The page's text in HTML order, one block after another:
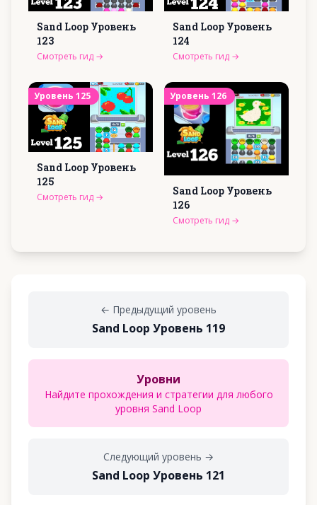
Sand Loop Уровень
123
Смотреть гид →
Sand Loop Уровень
124
Смотреть гид →
Уровень 125
Sand Loop Уровень
125
Смотреть гид →
Уровень 126
Sand Loop Уровень
126
Смотреть гид →
← Предыдущий уровень
Sand Loop Уровень 119
Уровни
Найдите прохождения и стратегии для любого
уровня Sand Loop
Следующий уровень →
Sand Loop Уровень 121